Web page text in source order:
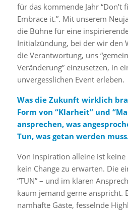
für das kommende Jahr “Don’t
Embrace it.”. Mit unserem
die Bühne für eine
Initialzündung, bei der wir den
die Verantwortung, uns
Veränderung” einzusetzen, in
unvergesslichen Event erleben.
Was die Zukunft wirklich
Form von “Klarheit” und
ansprechen, was
Tun, was getan werden
Von Inspiration alleine ist
kein Change zu erwarten. Die
“TUN” – und im klaren
kaum jemand gerne anspricht.
namhafte Gäste, fesselnde